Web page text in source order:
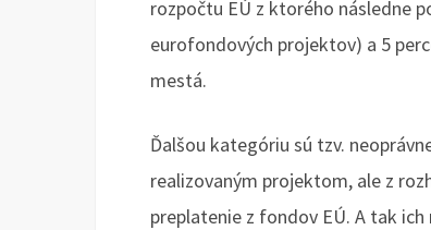
rozpočtu EÚ z ktorého následne
eurofondových projektov) a 5
mestá.
Ďalšou kategóriu sú tzv.
realizovaným projektom, ale z
preplatenie z fondov EÚ. A tak